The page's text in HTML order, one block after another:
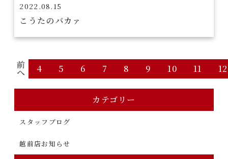
2022.08.15
こうたのバカァ
前
へ 4 5 6 7 8 9 10 11 12
カテゴリー
スタッフブログ
越前店お知らせ